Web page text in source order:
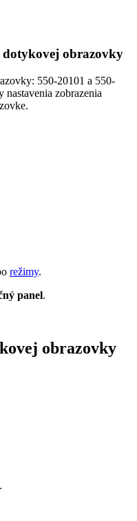
obrazovky
550-20101 a 550-
nastavenia zobrazenia
režimy.
panel.
obrazovky
.